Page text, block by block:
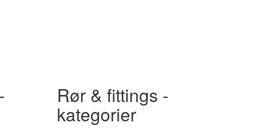
Rør & fittings -
kategorier